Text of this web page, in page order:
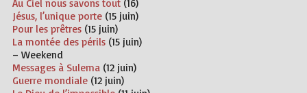
Au Ciel nous savons tout(16)
Jésus, l’unique porte(15 juin)
Pour les prêtres(15 juin)
La montée des périls(15 juin)
– Weekend
Messages à Sulema (12 juin)
Guerre mondiale(12 juin)